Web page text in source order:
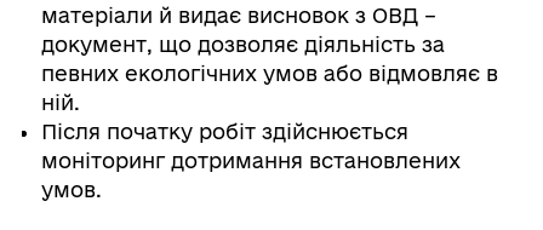
матеріали й видає висновок з ОВД –
документ, що дозволяє діяльність за
певних екологічних умов або відмовляє в
ній.
Після початку робіт здійснюється
моніторинг дотримання встановлених
умов.